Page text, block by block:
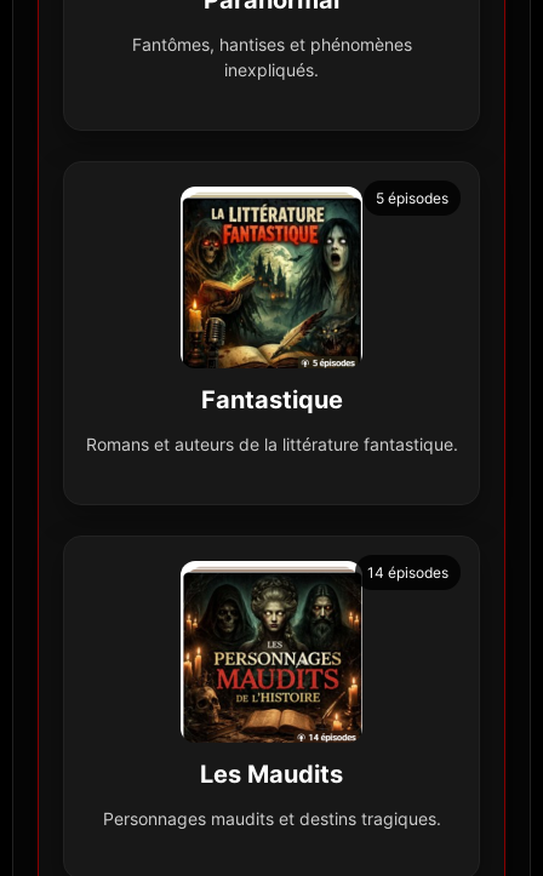
Fantômes, hantises et phénomènes
inexpliqués.
5 épisodes
Fantastique
Romans et auteurs de la littérature fantastique.
14 épisodes
Les Maudits
Personnages maudits et destins tragiques.